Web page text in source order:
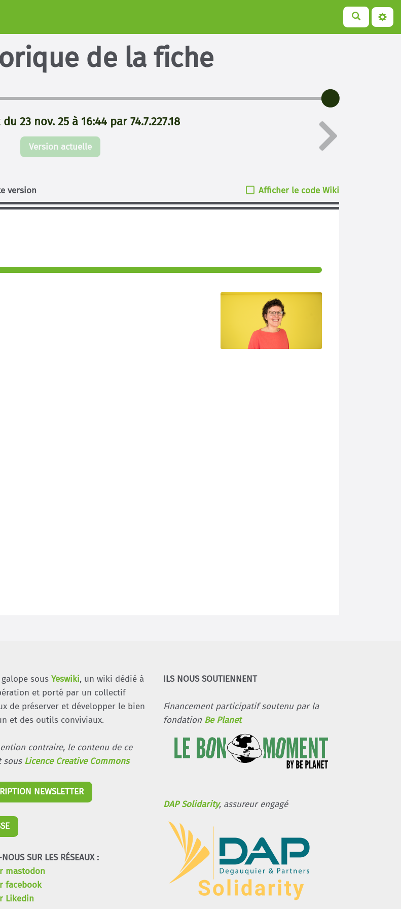
de la fiche
23 nov. 25 à 16:44 par 74.7.227.18
Version actuelle
version Afficher le code Wiki
sous Yeswiki, un wiki dédié à
et porté par un collectif
de préserver et développer le bien
et des outils conviviaux.
contraire, le contenu de ce
sous Licence Creative Commons
NEWSLETTER
SUR LES RÉSEAUX :
mastodon
facebook
Likedin
ILS NOUS SOUTIENNENT
Financement participatif soutenu par la
fondation Be Planet
DAP Solidarity, assureur engagé